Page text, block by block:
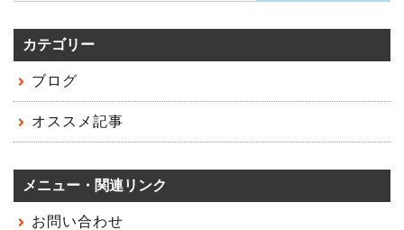
カテゴリー
ブログ
オススメ記事
メニュー・関連リンク
お問い合わせ